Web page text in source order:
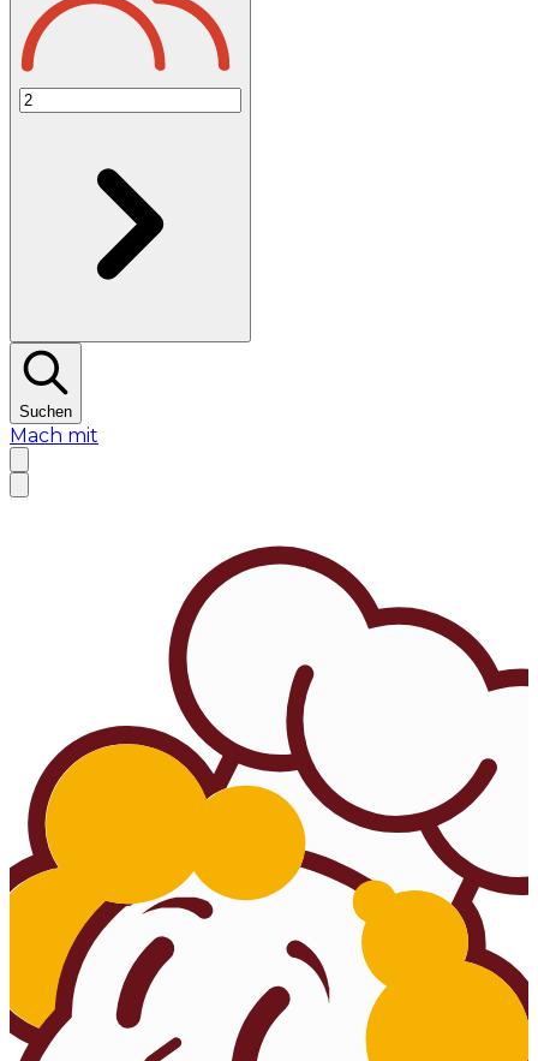
Suchen
Mach mit